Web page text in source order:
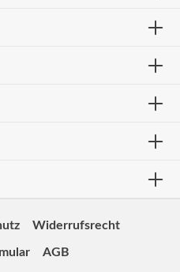
Widerrufsrecht
AGB